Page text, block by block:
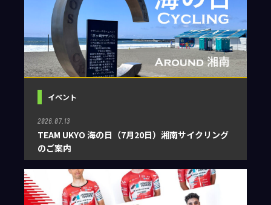
イベント
2026.07.13
TEAM UKYO 海の日（7月20日）湘南サイクリング
のご案内